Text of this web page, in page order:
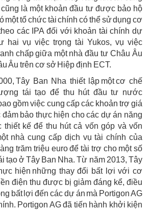
là một khoản đầu tư được bảo hộ
một tổ chức tài chính có thể sử dụng cơ
các IPA đối với khoản tài chính dự
hai vụ việc trọng tài Yukos, vụ việc
chấp giữa một nhà đầu tư Châu Âu
Âu trên cơ sở Hiệp định ECT.
Tây Ban Nha thiết lập một cơ chế
tái tạo để thu hút đầu tư nước
gồm việc cung cấp các khoản trợ giá
bảo thực hiện cho các dự án năng
thiết kế để thu hút cả vốn góp và vốn
nhà cung cấp dịch vụ tài chính của
trăm triệu euro để tài trợ cho một số
tạo ở Tây Ban Nha. Từ năm 2013, Tây
hiện những thay đổi bất lợi với cơ
điện thu được bị giảm đáng kể, điều
bất lợi đến các dự án mà Portigon AG
Portigon AG đã tiến hành khởi kiện